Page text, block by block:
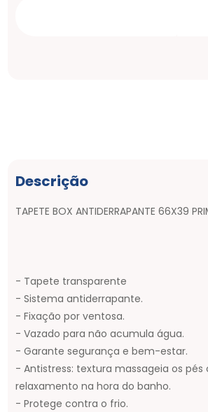
Descrição
TAPETE BOX ANTIDERRAPANTE 66X39
- Tapete transparente
- Sistema antiderrapante.
- Fixação por ventosa.
- Vazado para não acumula água.
- Garante segurança e bem-estar.
- Antistress: textura massageia os pés
relaxamento na hora do banho.
- Protege contra o frio.